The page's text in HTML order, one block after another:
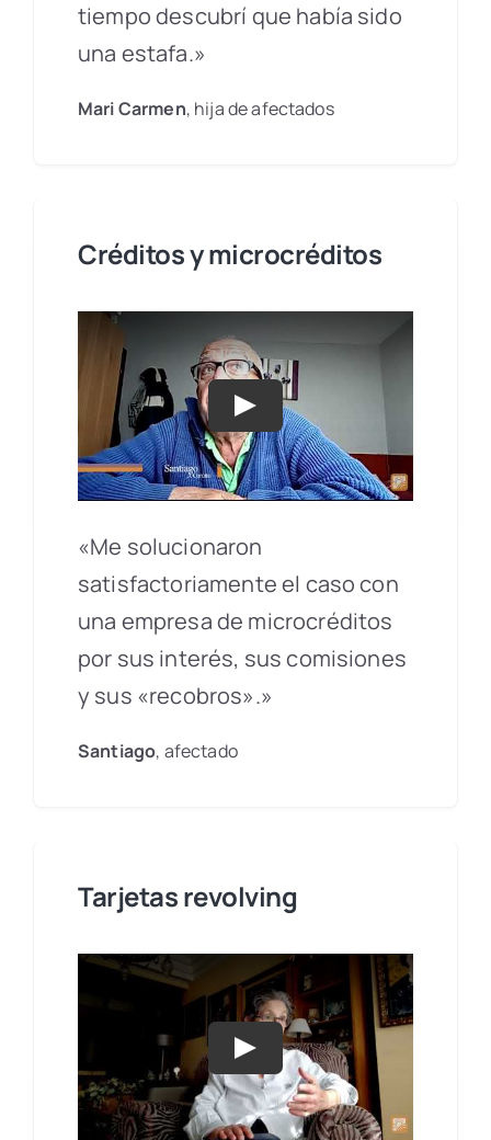
tiempo descubrí que había sido
una estafa.»
Mari Carmen, hija de afectados
Créditos y microcréditos
Play
«Me solucionaron
satisfactoriamente el caso con
una empresa de microcréditos
por sus interés, sus comisiones
y sus «recobros».»
Santiago, afectado
Tarjetas revolving
Play